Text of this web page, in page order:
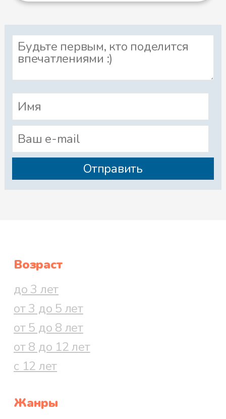
Возраст
до 3 лет
от 3 до 5 лет
от 5 до 8 лет
от 8 до 12 лет
с 12 лет
Жанры